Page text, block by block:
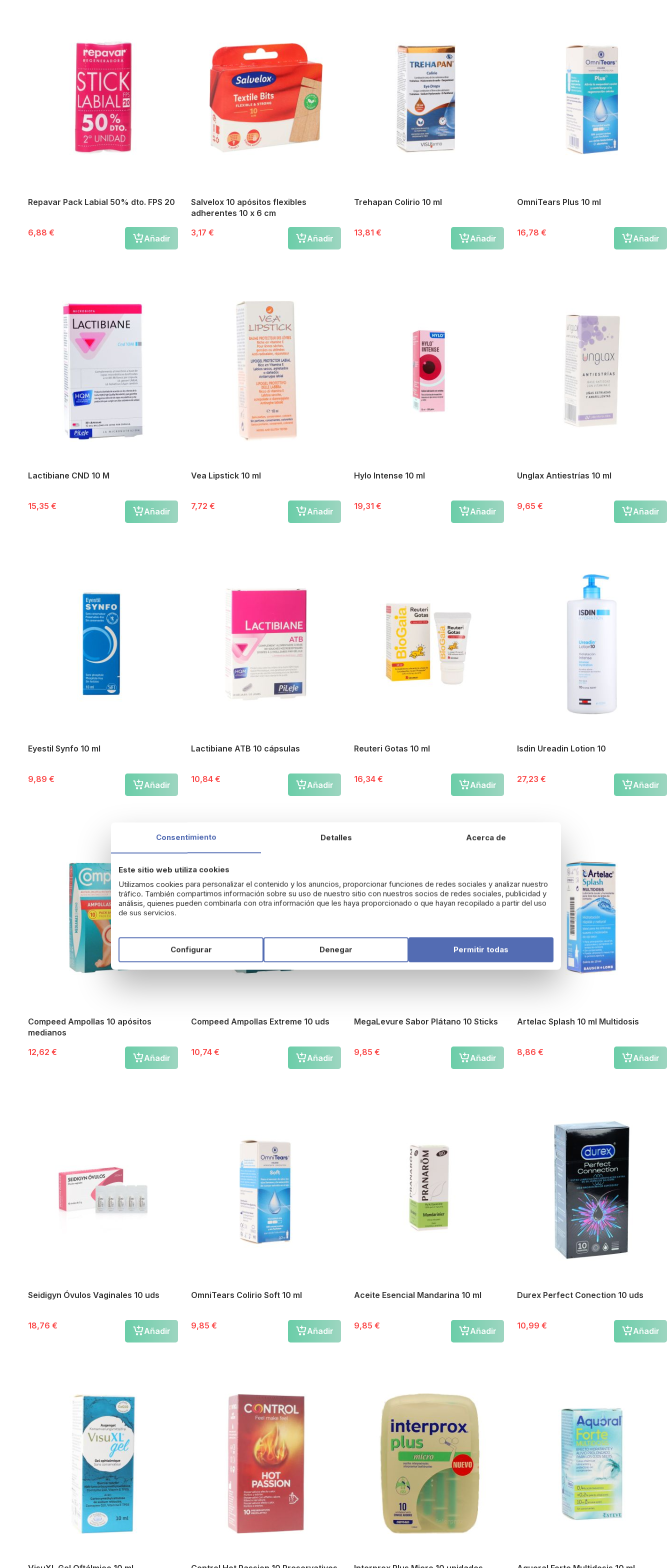
Repavar Pack Labial 50% dto. FPS 20
6,88 €
Añadir
Salvelox 10 apósitos flexibles
adherentes 10 x 6 cm
3,17 €
Añadir
Trehapan Colirio 10 ml
13,81 €
Añadir
OmniTears Plus 10 ml
16,78 €
Añadir
Lactibiane CND 10 M
15,35 €
Añadir
Vea Lipstick 10 ml
7,72 €
Añadir
Hylo Intense 10 ml
19,31 €
Añadir
Unglax Antiestrías 10 ml
9,65 €
Añadir
Eyestil Synfo 10 ml
9,89 €
Añadir
Lactibiane ATB 10 cápsulas
10,84 €
Añadir
Reuteri Gotas 10 ml
16,34 €
Añadir
Isdin Ureadin Lotion 10
27,23 €
Añadir
Compeed Ampollas 10 apósitos
medianos
12,62 €
Añadir
Compeed Ampollas Extreme 10 uds
10,74 €
Añadir
MegaLevure Sabor Plátano 10 Sticks
9,85 €
Añadir
Artelac Splash 10 ml Multidosis
8,86 €
Añadir
Seidigyn Óvulos Vaginales 10 uds
18,76 €
Añadir
OmniTears Colirio Soft 10 ml
9,85 €
Añadir
Aceite Esencial Mandarina 10 ml
9,85 €
Añadir
Durex Perfect Conection 10 uds
10,99 €
Añadir
Consentimiento Detalles Acerca de
Este sitio web utiliza cookies
Utilizamos cookies para personalizar el contenido y los anuncios, proporcionar funciones de redes sociales y analizar nuestro
tráfico. También compartimos información sobre su uso de nuestro sitio con nuestros socios de redes sociales, publicidad y
análisis, quienes pueden combinarla con otra información que les haya proporcionado o que hayan recopilado a partir del uso
de sus servicios.
Configurar Denegar Permitir todas